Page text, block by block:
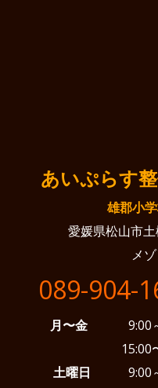
あいぷらす
雄郡小
愛媛県松山市
メ
089-904-
月〜金 9:00～
15:00
土曜日 9:00～